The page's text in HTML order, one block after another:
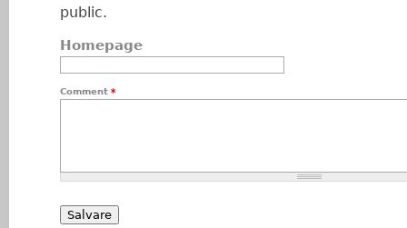
public.
Homepage
Comment *